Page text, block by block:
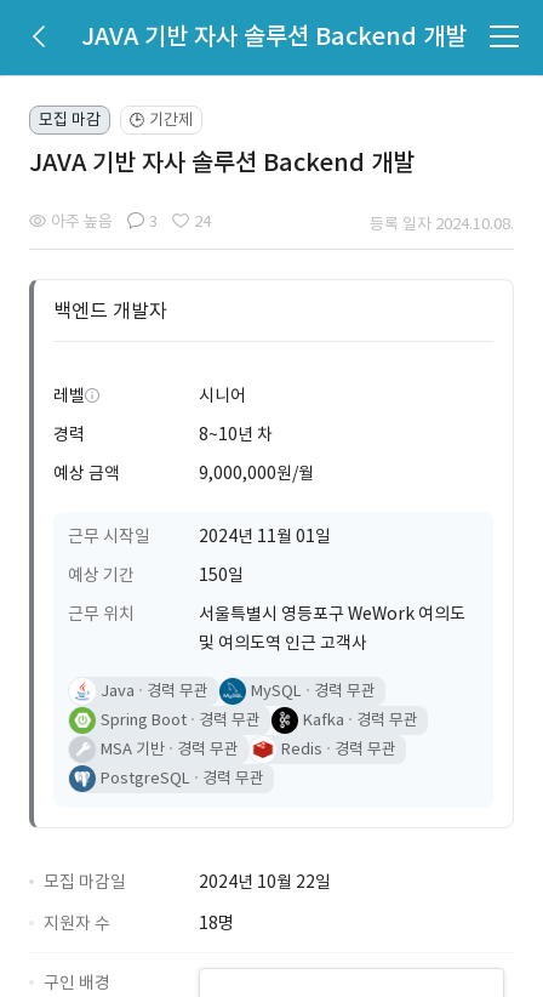
JAVA 기반 자사 솔루션 Backend 개발
모집 마감 🕒 기간제
JAVA 기반 자사 솔루션 Backend 개발
아주 높음 3 24 등록 일자 2024.10.08.
백엔드 개발자
레벨
시니어
경력
8~10년 차
예상 금액
9,000,000원/월
근무 시작일
2024년 11월 01일
예상 기간
150일
근무 위치
서울특별시 영등포구 WeWork 여의도
및 여의도역 인근 고객사
Java 경력 무관 MySQL
경력 무관
Spring Boot
경력 무관 Kafka
경력 무관
MSA 기반
경력 무관 Redis
경력 무관
PostgreSQL
경력 무관
모집 마감일
2024년 10월 22일
지원자 수
18명
구인 배경